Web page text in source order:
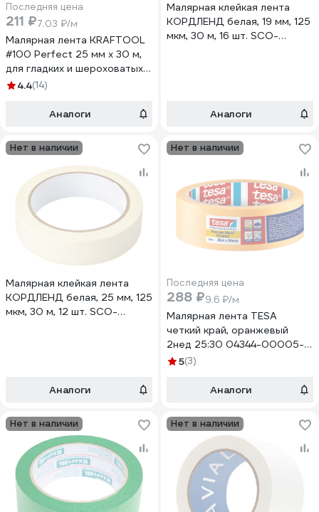
Последняя цена
211 ₽7.03 ₽/м
Малярная лента KRAFTOOL
#100 Perfect 25 мм х 30 м,
для гладких и шероховатых
поверхностей 12101-25
4.4(14)
Аналоги
Малярная клейкая лента
КОРДЛЕНД белая, 19 мм, 125
мкм, 30 м, 16 шт. SCO-
Аналоги
Нет в наличии
Малярная клейкая лента
КОРДЛЕНД белая, 25 мм, 125
мкм, 30 м, 12 шт. SCO-
Аналоги
Нет в наличии
Последняя цена
288 ₽9.6 ₽/м
Малярная лента TESA
четкий край, оранжевый
2нед 25:30 04344-00005-
005(3)
Аналоги
Нет в наличии Нет в наличии